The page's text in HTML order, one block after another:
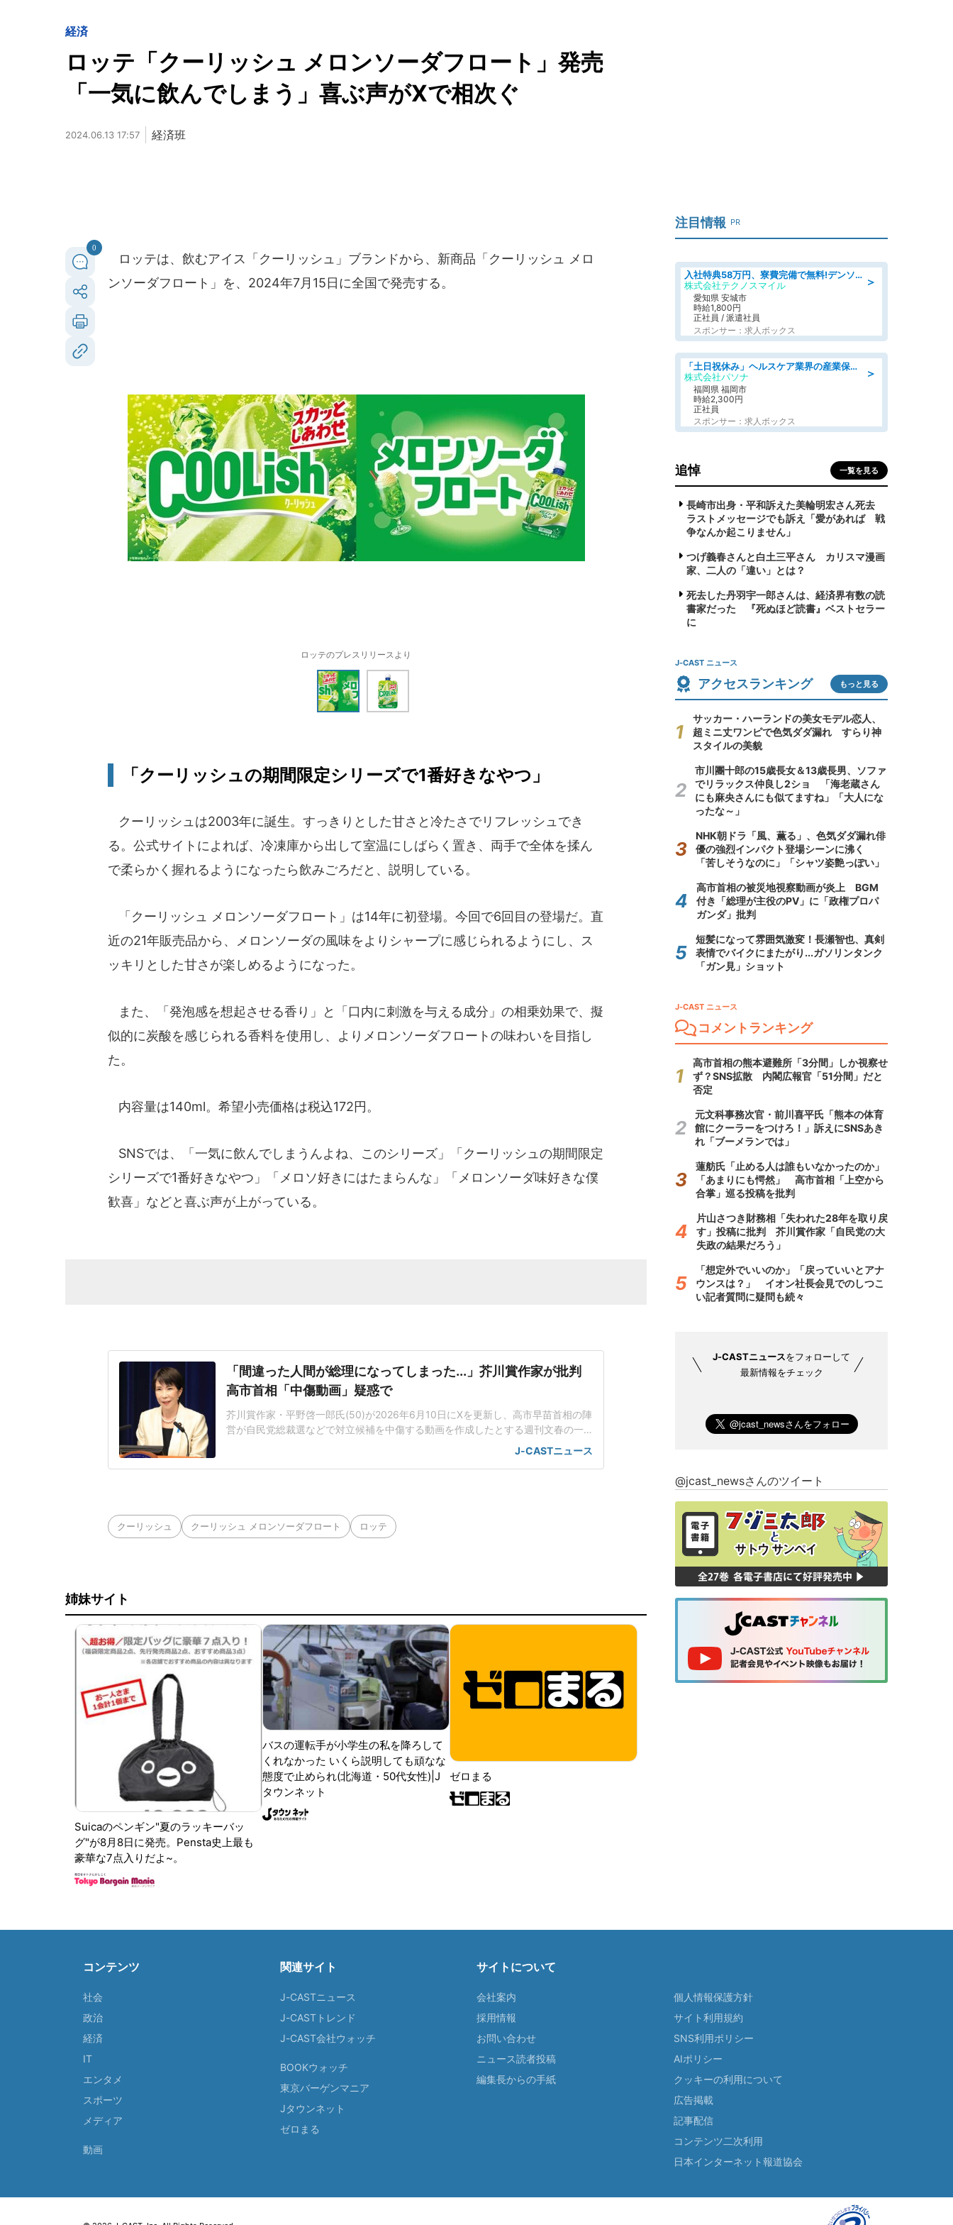
経済
ロッテ「クーリッシュ メロンソーダフロート」発売
「一気に飲んでしまう」喜ぶ声がXで相次ぐ
2024.06.13 17:57 経済班
0
ロッテは、飲むアイス「クーリッシュ」ブランドから、新商品「クーリッシュ メロ
ンソーダフロート」を、2024年7月15日に全国で発売する。
ロッテのプレスリリースより
「クーリッシュの期間限定シリーズで1番好きなやつ」
クーリッシュは2003年に誕生。すっきりとした甘さと冷たさでリフレッシュでき
る。公式サイトによれば、冷凍庫から出して室温にしばらく置き、両手で全体を揉ん
で柔らかく握れるようになったら飲みごろだと、説明している。
「クーリッシュ メロンソーダフロート」は14年に初登場。今回で6回目の登場だ。直
近の21年販売品から、メロンソーダの風味をよりシャープに感じられるようにし、ス
ッキリとした甘さが楽しめるようになった。
また、「発泡感を想起させる香り」と「口内に刺激を与える成分」の相乗効果で、擬
似的に炭酸を感じられる香料を使用し、よりメロンソーダフロートの味わいを目指し
た。
内容量は140ml。希望小売価格は税込172円。
SNSでは、「一気に飲んでしまうんよね、このシリーズ」「クーリッシュの期間限定
シリーズで1番好きなやつ」「メロソ好きにはたまらんな」「メロンソーダ味好きな僕
歓喜」などと喜ぶ声が上がっている。
「間違った人間が総理になってしまった...」芥川賞作家が批判
高市首相「中傷動画」疑惑で
芥川賞作家・平野啓一郎氏(50)が2026年6月10日にXを更新し、高市早苗首相の陣
営が自民党総裁選などで対立候補を中傷する動画を作成したとする週刊文春の一
連の報道を巡り、自身の見解を示した。この投稿がSNS上で大きな注目を集めて
いる。平野氏「元の世界に戻るべき」週刊文春は4月29日付の記事で、25年秋の
J-CASTニュース
クーリッシュ クーリッシュ メロンソーダフロート ロッテ
姉妹サイト
Suicaのペンギン"夏のラッキーバッ
グ"が8月8日に発売。Pensta史上最も
豪華な7点入りだよ~。
バスの運転手が小学生の私を降ろして
くれなかった いくら説明しても頑なな
態度で止められ(北海道・50代女性)|J
タウンネット
ゼロまる
注目情報 PR
＞
入社特典58万円、寮費完備で無料!デンソーで働こう!自動車工場で小型部品の検査業務 denso aichi
株式会社テクノスマイル
愛知県 安城市
時給1,800円
正社員 / 派遣社員
スポンサー：求人ボックス
＞
「土日祝休み」ヘルスケア業界の産業保健師/高時給/未経験OK/要資格:保健師、正看護師
株式会社パソナ
福岡県 福岡市
時給2,300円
正社員
スポンサー：求人ボックス
追悼 一覧を見る
長崎市出身・平和訴えた美輪明宏さん死去
ラストメッセージでも訴え「愛があれば 戦
争なんか起こりません」
つげ義春さんと白土三平さん カリスマ漫画
家、二人の「違い」とは？
死去した丹羽宇一郎さんは、経済界有数の読
書家だった 『死ぬほど読書』ベストセラー
に
J-CAST ニュース
アクセスランキング もっと見る
サッカー・ハーランドの美女モデル恋人、
超ミニ丈ワンピで色気ダダ漏れ すらり神
スタイルの美貌
市川團十郎の15歳長女＆13歳長男、ソファ
でリラックス仲良し2ショ 「海老蔵さん
にも麻央さんにも似てますね」「大人にな
ったな～」
NHK朝ドラ「風、薫る」、色気ダダ漏れ俳
優の強烈インパクト登場シーンに沸く
「苦しそうなのに」「シャツ姿艶っぽい」
高市首相の被災地視察動画が炎上 BGM
付き「総理が主役のPV」に「政権プロパ
ガンダ」批判
短髪になって雰囲気激変！長瀬智也、真剣
表情でバイクにまたがり...ガソリンタンク
「ガン見」ショット
J-CAST ニュース
コメントランキング
高市首相の熊本避難所「3分間」しか視察せ
ず？SNS拡散 内閣広報官「51分間」だと
否定
元文科事務次官・前川喜平氏「熊本の体育
館にクーラーをつけろ！」訴えにSNSあき
れ「ブーメランでは」
蓮舫氏「止める人は誰もいなかったのか」
「あまりにも愕然」 高市首相「上空から
合掌」巡る投稿を批判
片山さつき財務相「失われた28年を取り戻
す」投稿に批判 芥川賞作家「自民党の大
失政の結果だろう」
「想定外でいいのか」「戻っていいとアナ
ウンスは？」 イオン社長会見でのしつこ
い記者質問に疑問も続々
J-CASTニュースをフォローして
最新情報をチェック
@jcast_newsさんのツイート
コンテンツ
社会
政治
経済
IT
エンタメ
スポーツ
メディア
動画
関連サイト
J-CASTニュース
J-CASTトレンド
J-CAST会社ウォッチ
BOOKウォッチ
東京バーゲンマニア
Jタウンネット
ゼロまる
サイトについて
会社案内
採用情報
お問い合わせ
ニュース読者投稿
編集長からの手紙
個人情報保護方針
サイト利用規約
SNS利用ポリシー
AIポリシー
クッキーの利用について
広告掲載
記事配信
コンテンツ二次利用
日本インターネット報道協会